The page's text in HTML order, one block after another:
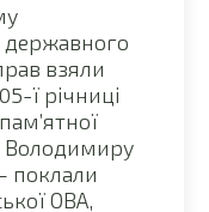
взяли
ї річниці
Володимиру
поклали
ОВА,